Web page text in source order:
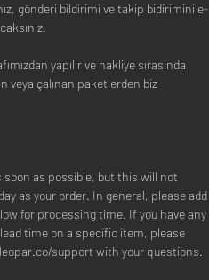
gönderi bildirimi ve takip bidirimini e-
yapılır ve nakliye sırasında
veya çalınan paketlerden biz
soon as possible, but this will not
as your order. In general, please add
for processing time. If you have any
time on a specific item, please
support with your questions.